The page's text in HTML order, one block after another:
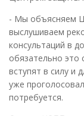
- Мы объясняем
выслушиваем
консультаций в
обязательно это
вступят в силу и
уже
потребуется.